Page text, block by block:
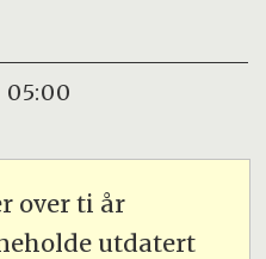
05:00
over ti år
utdatert